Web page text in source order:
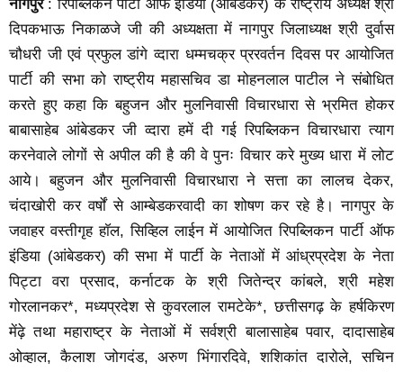
नागपुर: रिपब्लिकन पार्टी ऑफ इंडिया (आंबेडकर) के राष्ट्रीय अध्यक्ष श्री
दिपकभाऊ निकाळजे जी की अध्यक्षता में नागपुर जिलाध्यक्ष श्री दुर्वास
चौधरी जी एवं प्रफुल डांगे व्दारा धम्मचक्र प्ररवर्तन दिवस पर आयोजित
पार्टी की सभा को राष्ट्रीय महासचिव डा मोहनलाल पाटील ने संबोधित
करते हुए कहा कि बहुजन और मुलनिवासी विचारधारा से भ्रमित होकर
बाबासाहेब आंबेडकर जी व्दारा हमें दी गई रिपब्लिकन विचारधारा त्याग
करनेवाले लोगों से अपील की है की वे पुनः विचार करे मुख्य धारा में लोट
आये। बहुजन और मुलनिवासी विचारधारा ने सत्ता का लालच देकर,
चंदाखोरी कर वर्षों से आम्बेडकरवादी का शोषण कर रहे है। नागपुर के
जवाहर वस्तीगृह हाॅल, सिव्हिल लाईन में आयोजित रिपब्लिकन पार्टी ऑफ
इंडिया (आंबेडकर) की सभा में पार्टी के नेताओं में आंध्रप्रदेश के नेता
पिट्टा वरा प्रसाद, कर्नाटक के श्री जितेन्द्र कांबले, श्री महेश
गोरलानकर*, मध्यप्रदेश से कुवरलाल रामटेके*, छत्तीसगढ़ के हर्षकिरण
मेंढ़े तथा महाराष्ट्र के नेताओं में सर्वश्री बालासाहेब पवार, दादासाहेब
ओव्हाल, कैलाश जोगदंड, अरुण भिंगारदिवे, शशिकांत दारोले, सचिन